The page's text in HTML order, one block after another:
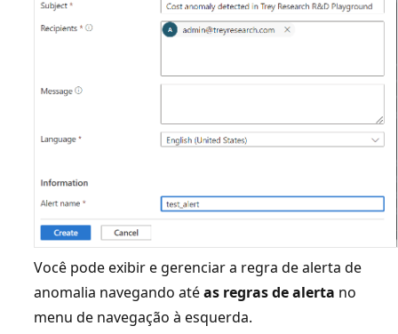
Você pode exibir e gerenciar a regra de alerta de
anomalia navegando atéas regras de alerta no
menu de navegação à esquerda.